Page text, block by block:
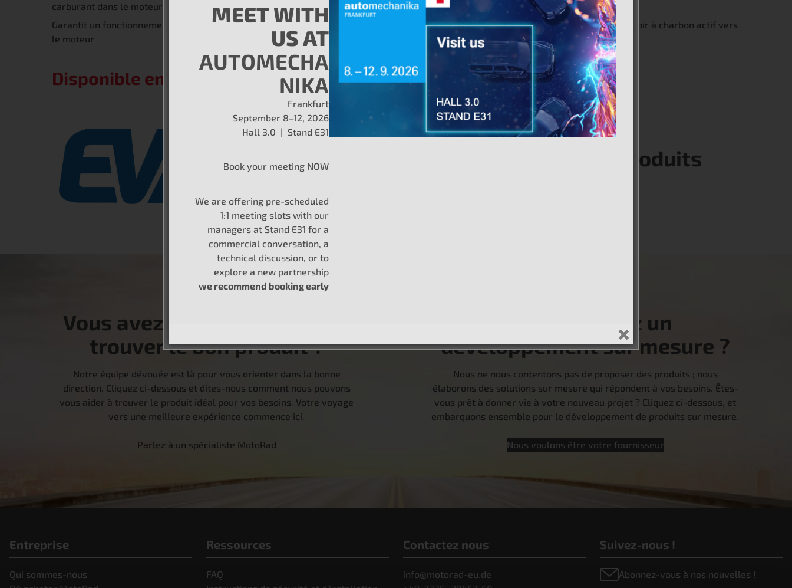
carburant dans le moteur
Garantit un fonctionnement précis grâce à des principes électromagnétiques pour contrôler le flux des vapeurs de carburant du réservoir à charbon actif vers
le moteur
Disponible en janvier 2025
Consultez la gamme complète de produits
Vous avez besoin d’aide pour
trouver le bon produit ?
Notre équipe dévouée est là pour vous orienter dans la bonne
direction. Cliquez ci-dessous et dites-nous comment nous pouvons
vous aider à trouver le produit idéal pour vos besoins. Votre voyage
vers une meilleure expérience commence ici.
Parlez à un spécialiste MotoRad
Vous cherchez un
développement sur mesure ?
Nous ne nous contentons pas de proposer des produits ; nous
élaborons des solutions sur mesure qui répondent à vos besoins. Êtes-
vous prêt à donner vie à votre nouveau projet ? Cliquez ci-dessous, et
embarquons ensemble pour le développement de produits sur mesure.
Nous voulons être votre fournisseur
Entreprise
Qui sommes-nous
Ressources
FAQ
Contactez nous
info@motorad-eu.de
Suivez-nous !
Abonnez-vous à nos nouvelles !
MEET WITH
US AT
AUTOMECHA
NIKA
Frankfurt
September 8–12, 2026
Hall 3.0 | Stand E31
Book your meeting NOW
We are offering pre-scheduled
1:1 meeting slots with our
managers at Stand E31 for a
commercial conversation, a
technical discussion, or to
explore a new partnership
we recommend booking early